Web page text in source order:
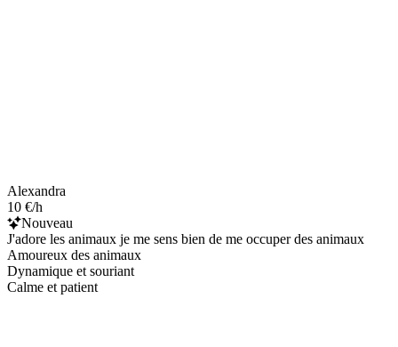
Alexandra
10 €/h
Nouveau
J'adore les animaux je me sens bien de me occuper des animaux
Amoureux des animaux
Dynamique et souriant
Calme et patient